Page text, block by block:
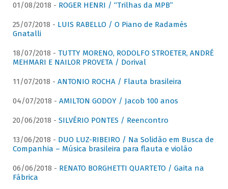
01/08/2018 - ROGER HENRI / “Trilhas da MPB”
25/07/2018 - LUIS RABELLO / O Piano de Radamés
Gnatalli
18/07/2018 - TUTTY MORENO, RODOLFO STROETER, ANDRÉ
MEHMARI E NAILOR PROVETA / Dorival
11/07/2018 - ANTONIO ROCHA / Flauta brasileira
04/07/2018 - AMILTON GODOY / Jacob 100 anos
20/06/2018 - SILVÉRIO PONTES / Reencontro
13/06/2018 - DUO LUZ-RIBEIRO / Na Solidão em Busca de
Companhia – Música brasileira para flauta e violão
06/06/2018 - RENATO BORGHETTI QUARTETO / Gaita na
Fábrica